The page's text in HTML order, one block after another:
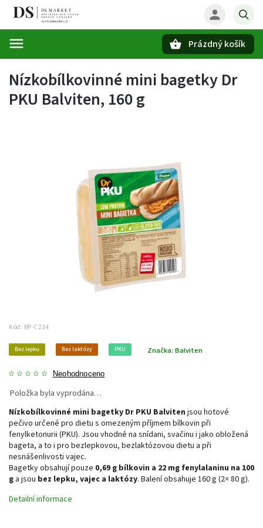
Prázdný košík
Nízkobílkovinné mini bagetky Dr
PKU Balviten, 160 g
Kód: BP-C234
Bez lepku Bez laktózy PKU
Neohodnoceno
Značka: Balviten
Položka byla vyprodána…
Nízkobílkovinné mini bagetky Dr PKU Balviten jsou hotové
pečivo určené pro dietu s omezeným příjmem bílkovin při
fenylketonurii (PKU). Jsou vhodné na snídani, svačinu i jako obložená
bageta, a to i pro bezlepkovou, bezlaktózovou dietu a při
nesnášenlivosti vajec.
Bagetky obsahují pouze 0,69 g bílkovin a 22 mg fenylalaninu na 100
g a jsou bez lepku, vajec a laktózy. Balení obsahuje 160 g (2× 80 g).
Detailní informace